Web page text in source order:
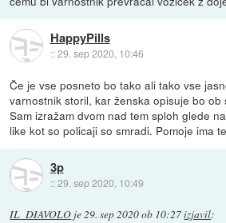
HappyPills
::29. sep 2020, 10:46
Če je vse posneto bo tako ali tako vse
varnostnik storil, kar ženska opisuje bo ob
Sam izražam dvom nad tem sploh glede
like kot so policaji so smradi. Pomoje ima
3p
::29. sep 2020, 10:49
IL_DIAVOLO je29. sep 2020 ob 10:27izjavil: